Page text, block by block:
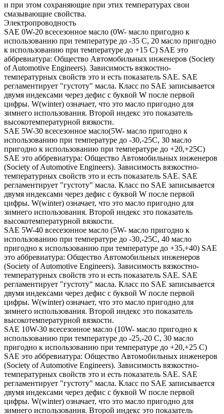
и при этом сохраняющие при этих температурах свои
смазывающие свойства.
Электропроводность
SAE 0W-20 всесезонное масло (0W- масло пригодно к
использованию при температуре до -35 С, 20 масло пригодно
к использованию при температуре до +15 С) SAE это
аббревиатура: Общество Автомобильных инженеров (Society
of Automotive Engineers). Зависимость вязкостно-
температурных свойств это и есть показатель SAE. SAE
регламентирует "густоту" масла. Класс по SAE записывается
двумя индексами через дефис с буквой W после первой
цифры. W(winter) означает, что это масло пригодно для
зимнего использования. Второй индекс это показатель
высокотемпературной вязкости.
SAE 5W-30 всесезонное масло(5W- масло пригодно к
использованию при температуре до -30,-25С, 30 масло
пригодно к использованию при температуре до +20,+25С)
SAE это аббревиатура: Общество Автомобильных инженеров
(Society of Automotive Engineers). Зависимость вязкостно-
температурных свойств это и есть показатель SAE. SAE
регламентирует "густоту" масла. Класс по SAE записывается
двумя индексами через дефис с буквой W после первой
цифры. W(winter) означает, что это масло пригодно для
зимнего использования. Второй индекс это показатель
высокотемпературной вязкости.
SAE 5W-40 всесезонное масло (5W- масло пригодно к
использованию при температуре до -30,-25С, 40 масло
пригодно к использованию при температуре до +35,+40) SAE
это аббревиатура: Общество Автомобильных инженеров
(Society of Automotive Engineers). Зависимость вязкостно-
температурных свойств это и есть показатель SAE. SAE
регламентирует "густоту" масла. Класс по SAE записывается
двумя индексами через дефис с буквой W после первой
цифры. W(winter) означает, что это масло пригодно для
зимнего использования. Второй индекс это показатель
высокотемпературной вязкости.
SAE 10W-30 всесезонное масло (10W- масло пригодно к
использованию при температуре до -25,-20 С, 30 масло
пригодно к использованию при температуре до +20,+25 С)
SAE это аббревиатура: Общество Автомобильных инженеров
(Society of Automotive Engineers). Зависимость вязкостно-
температурных свойств это и есть показатель SAE. SAE
регламентирует "густоту" масла. Класс по SAE записывается
двумя индексами через дефис с буквой W после первой
цифры. W(winter) означает, что это масло пригодно для
зимнего использования. Второй индекс это показатель